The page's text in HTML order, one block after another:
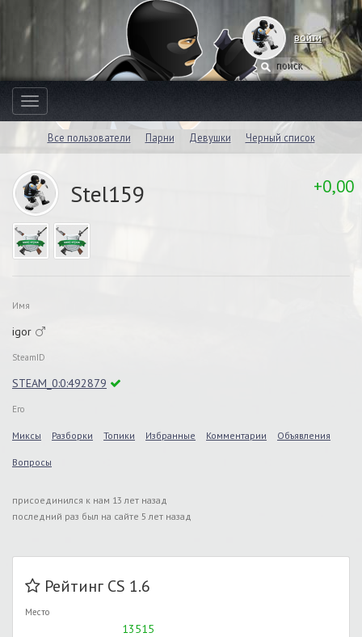
войти
Toggle
navigation
Все пользователи Парни Девушки Черный список
Stel159 +0,00
Имя
igor
SteamID
STEAM_0:0:492879
Его
Миксы Разборки Топики Избранные Комментарии Объявления
Вопросы
присоединился к нам 13 лет назад
последний раз был на сайте 5 лет назад
Рейтинг CS 1.6
Место
13515